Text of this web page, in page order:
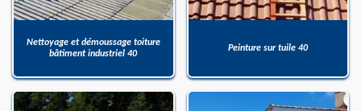
Nettoyage et démoussage toiture
bâtiment industriel 40
Peinture sur tuile 40